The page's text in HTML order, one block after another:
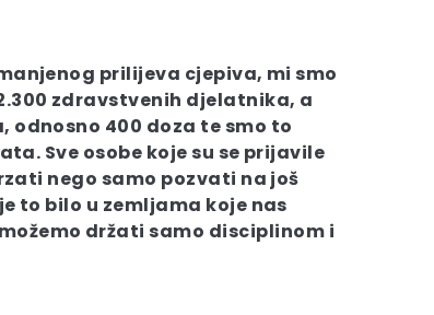
prilijeva cjepiva, mi smo
zdravstvenih djelatnika, a
odnosno 400 doza te smo to
Sve osobe koje su se prijavile
nego samo pozvati na još
to bilo u zemljama koje nas
držati samo disciplinom i